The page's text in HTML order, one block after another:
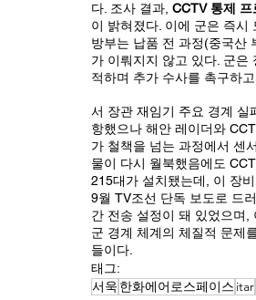
다. 조사 결과, CCTV 통제
이 밝혀졌다. 이에 군은 즉시
방부는 납품 전 과정(중국산
가 이뤄지지 않고 있다. 군은
적하며 추가 수사를 촉구하고
서 장관 재임기 주요 경계 실
항했으나 해안 레이더와
가 철책을 넘는 과정에서 센
물이 다시 월북했음에도
215대가 설치됐는데, 이 장
9월 TV조선 단독 보도로 드
간 전송 설정이 돼 있었으며,
군 경계 체계의 체질적 문제
들이다.
태그:
서욱 한화에어로스페이스 itar